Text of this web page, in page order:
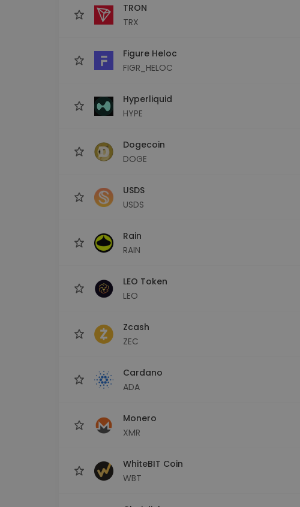
TRON
TRX
Figure Heloc
FIGR_HELOC
Hyperliquid
HYPE
Dogecoin
DOGE
USDS
USDS
Rain
RAIN
LEO Token
LEO
Zcash
ZEC
Cardano
ADA
Monero
XMR
WhiteBIT Coin
WBT